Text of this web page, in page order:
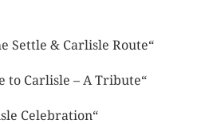
Settle & Carlisle Route“
to Carlisle – A Tribute“
Celebration“